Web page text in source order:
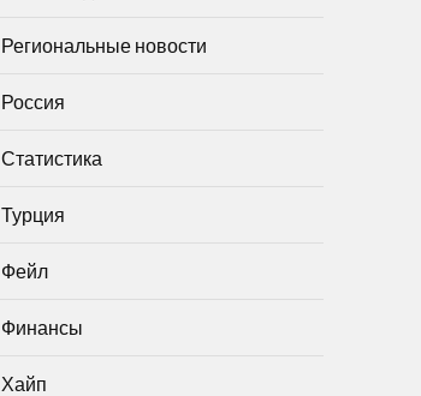
Региональные новости
Россия
Статистика
Турция
Фейл
Финансы
Хайп